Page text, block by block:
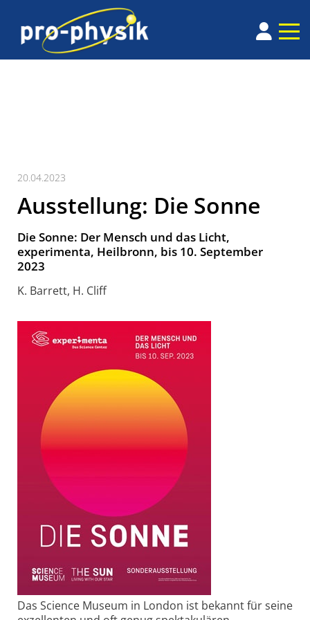
20.04.2023
Ausstellung: Die Sonne
Die Sonne: Der Mensch und das Licht,
experimenta, Heilbronn, bis 10. September
2023
K. Barrett, H. Cliff
Das Science Museum in London ist bekannt für seine